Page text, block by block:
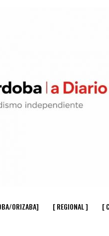
ORIZABA] [ REGIONAL ] [